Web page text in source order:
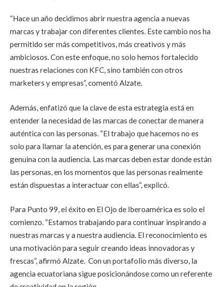
“Hace un año decidimos abrir nuestra agencia a nuevas
marcas y trabajar con diferentes clientes. Este cambio nos ha
permitido ser más competitivos, más creativos y más
ambiciosos. Con este enfoque, no solo hemos fortalecido
nuestras relaciones con KFC, sino también con otros
marketers y empresas”, comentó Alzate.
Además, enfatizó que la clave de esta estrategia está en
entender la necesidad de las marcas de conectar de manera
auténtica con las personas. “El trabajo que hacemos no es
solo para llamar la atención, es para generar una conexión
genuina con la audiencia. Las marcas deben estar donde están
las personas, en los momentos que las personas realmente
están dispuestas a interactuar con ellas”, explicó.
Para Punto 99, el éxito en El Ojo de Iberoamérica es solo el
comienzo. “Estamos trabajando para continuar inspirando a
nuestras marcas y a nuestra audiencia. El reconocimiento es
una motivación para seguir creando ideas innovadoras y
frescas”, afirmó Alzate. Con un portafolio más diverso, la
agencia ecuatoriana sigue posicionándose como un referente